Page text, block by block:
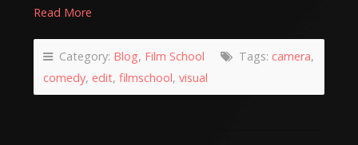
Read More
Category: Blog, Film School Tags: camera,
comedy, edit, filmschool, visual